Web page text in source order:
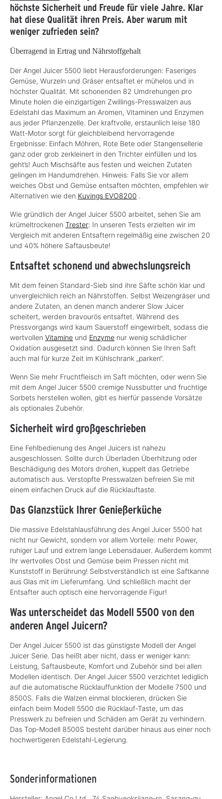
höchste Sicherheit und Freude für viele Jahre. Klar
hat diese Qualität ihren Preis. Aber warum mit
weniger zufrieden sein?
Überragend in Ertrag und Nährstoffgehalt
Der Angel Juicer 5500 liebt Herausforderungen: Faseriges
Gemüse, Wurzeln und Gräser entsaftet er mühelos und in
höchster Qualität. Mit schonenden 82 Umdrehungen pro
Minute holen die einzigartigen Zwillings-Presswalzen aus
Edelstahl das Maximum an Aromen, Vitaminen und Enzymen
aus jeder Pflanzenzelle. Der kraftvolle, erstaunlich leise 180
Watt-Motor sorgt für gleichbleibend hervorragende
Ergebnisse: Einfach Möhren, Rote Bete oder Stangensellerie
ganz oder grob zerkleinert in den Trichter einfüllen und los
geht’s! Auch Mischsäfte aus festen und weichen Zutaten
gelingen im Handumdrehen. Hinweis: Falls Sie vor allem
weiches Obst und Gemüse entsaften möchten, empfehlen wir
Alternativen wie den Kuvings EVO8200 .
Wie gründlich der Angel Juicer 5500 arbeitet, sehen Sie am
krümeltrockenen Trester: In unseren Tests erzielten wir im
Vergleich mit anderen Entsaftern regelmäßig eine zwischen 20
und 40% höhere Saftausbeute!
Entsaftet schonend und abwechslungsreich
Mit dem feinen Standard-Sieb sind ihre Säfte schön klar und
unvergleichlich reich an Nährstoffen. Selbst Weizengräser und
andere Zutaten, an denen manch anderer Slow Juicer
scheitert, werden bravourös entsaftet. Während des
Pressvorgangs wird kaum Sauerstoff eingewirbelt, sodass die
wertvollen Vitamine und Enzyme nur wenig schädlicher
Oxidation ausgesetzt sind. Dadurch können Sie Ihren Saft
auch mal für kurze Zeit im Kühlschrank „parken“.
Wenn Sie mehr Fruchtfleisch im Saft möchten, oder wenn Sie
mit dem Angel Juicer 5500 cremige Nussbutter und fruchtige
Sorbets herstellen wollen, gibt es hierfür passende Vorsätze
als optionales Zubehör.
Sicherheit wird großgeschrieben
Eine Fehlbedienung des Angel Juicers ist nahezu
ausgeschlossen. Sollte durch Überladen Überhitzung oder
Beschädigung des Motors drohen, kuppelt das Getriebe
automatisch aus. Verstopfte Presswalzen befreien Sie mit
einem einfachen Druck auf die Rücklauftaste.
Das Glanzstück Ihrer Genießerküche
Die massive Edelstahlausführung des Angel Juicer 5500 hat
nicht nur Gewicht, sondern vor allem Vorteile: mehr Power,
ruhiger Lauf und extrem lange Lebensdauer. Außerdem kommt
Ihr wertvolles Obst und Gemüse beim Pressen nicht mit
Kunststoff in Berührung! Selbstverständlich ist eine Saftkanne
aus Glas mit im Lieferumfang. Und schließlich macht der
Entsafter auch optisch eine hervorragende Figur!
Was unterscheidet das Modell 5500 von den
anderen Angel Juicern?
Der Angel Juicer 5500 ist das günstigste Modell der Angel
Juicer Serie. Das heißt aber nicht, dass er weniger kann:
Leistung, Saftausbeute, Komfort und Zubehör sind bei allen
Modellen identisch. Der Angel Juicer 5500 verzichtet lediglich
auf die automatische Rücklauffunktion der Modelle 7500 und
8500S. Falls die Walzen einmal blockieren, drücken Sie
einfach beim Modell 5500 die Rücklauf-Taste, um das
Presswerk zu befreien und Schäden am Gerät zu verhindern.
Das Top-Modell 8500S besteht darüber hinaus aus einer noch
hochwertigeren Edelstahl-Legierung.
Sonderinformationen